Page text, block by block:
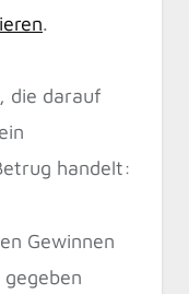
.
die darauf
handelt:
Gewinnen